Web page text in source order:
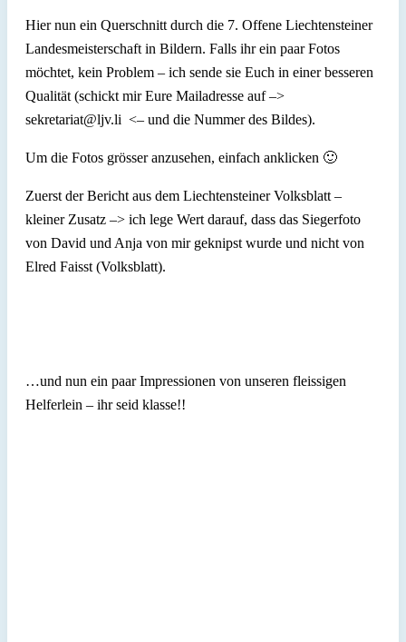
Hier nun ein Querschnitt durch die 7. Offene Liechtensteiner
Landesmeisterschaft in Bildern. Falls ihr ein paar Fotos
möchtet, kein Problem – ich sende sie Euch in einer besseren
Qualität (schickt mir Eure Mailadresse auf –>
sekretariat@ljv.li <– und die Nummer des Bildes).
Um die Fotos grösser anzusehen, einfach anklicken 🙂
Zuerst der Bericht aus dem Liechtensteiner Volksblatt –
kleiner Zusatz –> ich lege Wert darauf, dass das Siegerfoto
von David und Anja von mir geknipst wurde und nicht von
Elred Faisst (Volksblatt).
…und nun ein paar Impressionen von unseren fleissigen
Helferlein – ihr seid klasse!!